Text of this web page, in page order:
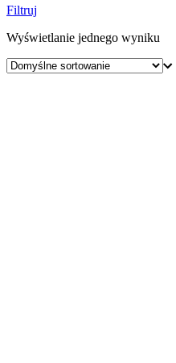
Filtruj
Wyświetlanie jednego wyniku